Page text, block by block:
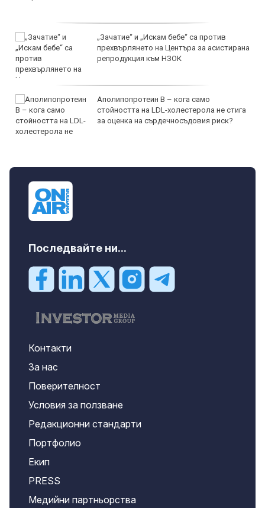
„Зачатие“ и „Искам бебе“ са против
прехвърлянето на Центъра за асистирана
репродукция към НЗОК
Аполипопротеин B – кога само
стойността на LDL-холестерола не стига
за оценка на сърдечносъдовия риск?
Последвайте ни...
Контакти
За нас
Поверителност
Условия за ползване
Редакционни стандарти
Портфолио
Екип
PRESS
Медийни партньорства